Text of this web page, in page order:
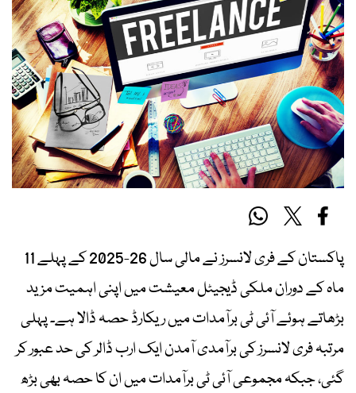
پاکستان کے فری لانسرز نے مالی سال 26-2025 کے پہلے 11
ماہ کے دوران ملکی ڈیجیٹل معیشت میں اپنی اہمیت مزید
بڑھاتے ہوئے آئی ٹی برآمدات میں ریکارڈ حصہ ڈالا ہے۔ پہلی
مرتبہ فری لانسرز کی برآمدی آمدن ایک ارب ڈالر کی حد عبور کر
گئی، جبکہ مجموعی آئی ٹی برآمدات میں ان کا حصہ بھی بڑھ